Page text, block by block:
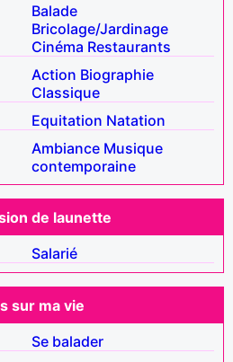
Balade
Bricolage/Jardinage
Cinéma Restaurants
Action Biographie
Classique
Equitation Natation
Ambiance Musique
contemporaine
de launette
Salarié
sur ma vie
Se balader